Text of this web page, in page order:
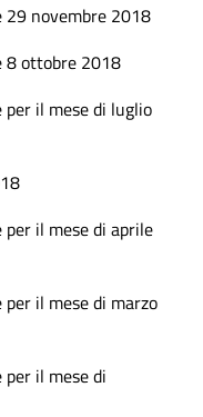
29 novembre 2018
8 ottobre 2018
per il mese di luglio
per il mese di aprile
per il mese di marzo
per il mese di